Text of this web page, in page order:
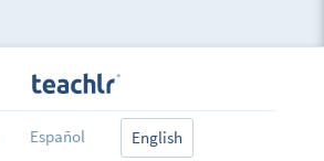
Español English